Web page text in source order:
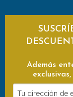
Además
Tu